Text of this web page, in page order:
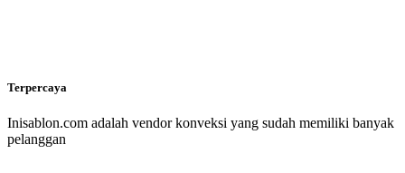
Terpercaya
Inisablon.com adalah vendor konveksi yang sudah memiliki banyak
pelanggan